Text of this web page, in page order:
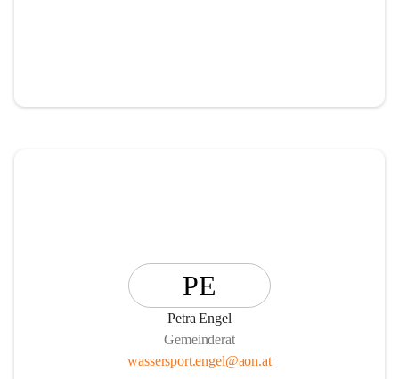
PE
Petra Engel
Gemeinderat
wassersport.engel@aon.at